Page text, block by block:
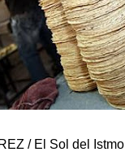
/ El Sol del Istmo